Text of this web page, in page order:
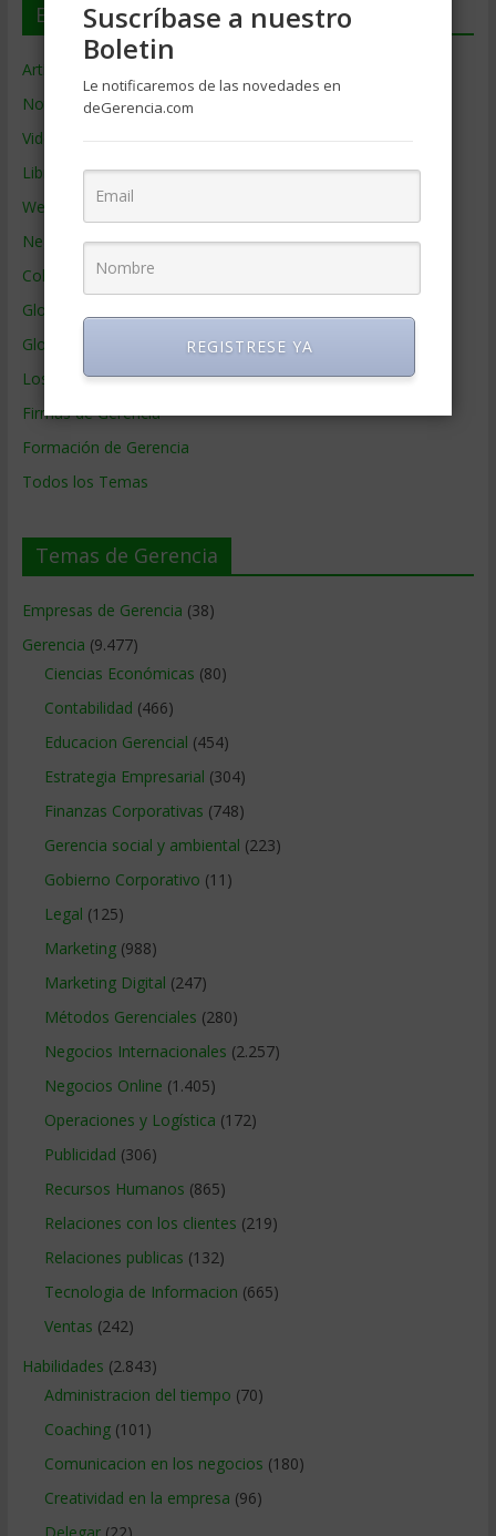
En deGerencia.com
Artículos de Gerencia
Noticias de Gerencia
Videos de Gerencia
Libros de Gerencia
Webs de Gerencia
Negocios por País
Colaboradores de Gerencia
Glosario
Glosario Inglés – Español
Los mejores MBA
Firmas de Gerencia
Formación de Gerencia
Todos los Temas
Temas de Gerencia
Empresas de Gerencia (38)
Gerencia (9.477)
Ciencias Económicas (80)
Contabilidad (466)
Educacion Gerencial (454)
Estrategia Empresarial (304)
Finanzas Corporativas (748)
Gerencia social y ambiental (223)
Gobierno Corporativo (11)
Legal (125)
Marketing(988)
Marketing Digital (247)
Métodos Gerenciales (280)
Negocios Internacionales (2.257)
Negocios Online (1.405)
Operaciones y Logística (172)
Publicidad (306)
Recursos Humanos (865)
Relaciones con los clientes (219)
Relaciones publicas (132)
Tecnologia de Informacion (665)
Ventas (242)
Habilidades (2.843)
Administracion del tiempo (70)
Coaching(101)
Comunicacion en los negocios (180)
Creatividad en la empresa (96)
Suscríbase a nuestro
Boletin
Le notificaremos de las novedades en
deGerencia.com
REGISTRESE YA